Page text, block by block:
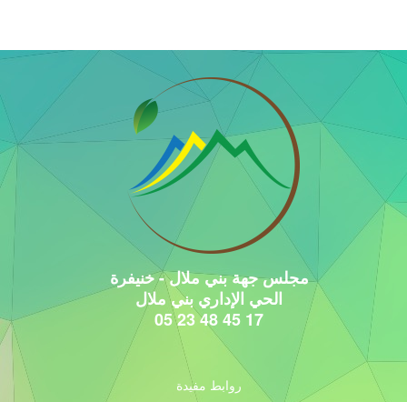
مجلس جهة بني ملال - خنيفرة
الحي الإداري بني ملال
17 45 48 23 05
روابط مفيدة